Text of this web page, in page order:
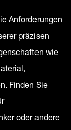
Anforderungen
präzisen
wie
Finden Sie
oder andere